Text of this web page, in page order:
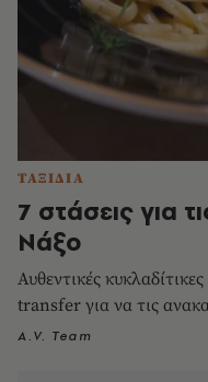
ΤΑΞΙΔΙΑ
7 στάσεις για
Νάξο
Αυθεντικές
transfer για να τις
A.V. Team